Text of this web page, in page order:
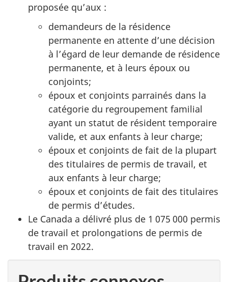
proposée qu’aux :
demandeurs de la résidence
permanente en attente d’une décision
à l’égard de leur demande de résidence
permanente, et à leurs époux ou
conjoints;
époux et conjoints parrainés dans la
catégorie du regroupement familial
ayant un statut de résident temporaire
valide, et aux enfants à leur charge;
époux et conjoints de fait de la plupart
des titulaires de permis de travail, et
aux enfants à leur charge;
époux et conjoints de fait des titulaires
de permis d’études.
Le Canada a délivré plus de 1 075 000 permis
de travail et prolongations de permis de
travail en 2022.